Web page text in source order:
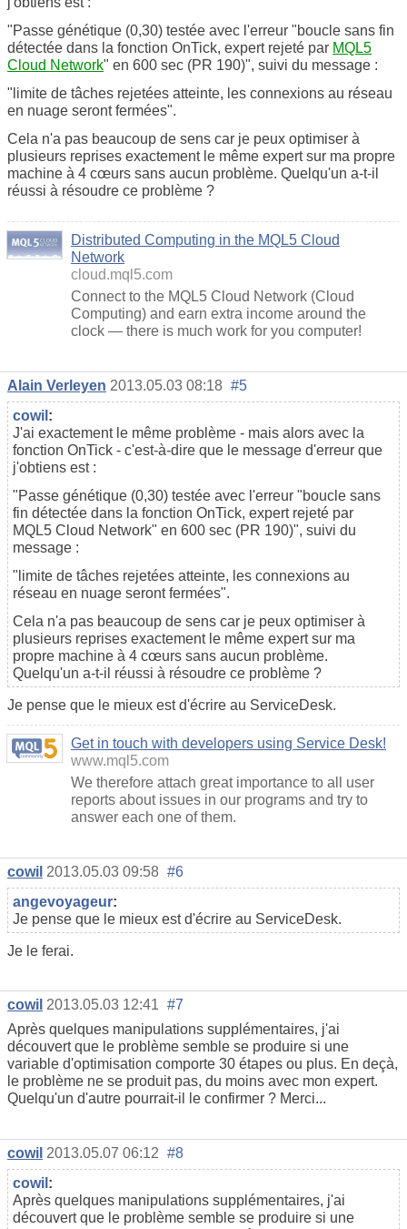
"Passe génétique (0,30) testée avec l'erreur "boucle sans fin
détectée dans la fonction OnTick, expert rejeté par MQL5
Cloud Network" en 600 sec (PR 190)", suivi du message :
"limite de tâches rejetées atteinte, les connexions au réseau
en nuage seront fermées".
Cela n'a pas beaucoup de sens car je peux optimiser à
plusieurs reprises exactement le même expert sur ma propre
machine à 4 cœurs sans aucun problème. Quelqu'un a-t-il
réussi à résoudre ce problème ?
Distributed Computing in the MQL5 Cloud
Network
cloud.mql5.com
Connect to the MQL5 Cloud Network (Cloud
Computing) and earn extra income around the
clock — there is much work for you computer!
Alain Verleyen 2013.05.03 08:18 #5
cowil :
J'ai exactement le même problème - mais alors avec la
fonction OnTick - c'est-à-dire que le message d'erreur que
j'obtiens est :
"Passe génétique (0,30) testée avec l'erreur "boucle sans
fin détectée dans la fonction OnTick, expert rejeté par
MQL5 Cloud Network" en 600 sec (PR 190)", suivi du
message :
"limite de tâches rejetées atteinte, les connexions au
réseau en nuage seront fermées".
Cela n'a pas beaucoup de sens car je peux optimiser à
plusieurs reprises exactement le même expert sur ma
propre machine à 4 cœurs sans aucun problème.
Quelqu'un a-t-il réussi à résoudre ce problème ?
Je pense que le mieux est d'écrire au ServiceDesk.
Get in touch with developers using Service Desk!
www.mql5.com
We therefore attach great importance to all user
reports about issues in our programs and try to
answer each one of them.
cowil 2013.05.03 09:58 #6
angevoyageur:
Je pense que le mieux est d'écrire au ServiceDesk.
Je le ferai.
cowil 2013.05.03 12:41 #7
Après quelques manipulations supplémentaires, j'ai
découvert que le problème semble se produire si une
variable d'optimisation comporte 30 étapes ou plus. En deçà,
le problème ne se produit pas, du moins avec mon expert.
Quelqu'un d'autre pourrait-il le confirmer ? Merci...
cowil 2013.05.07 06:12 #8
cowil :
Après quelques manipulations supplémentaires, j'ai
découvert que le problème semble se produire si une